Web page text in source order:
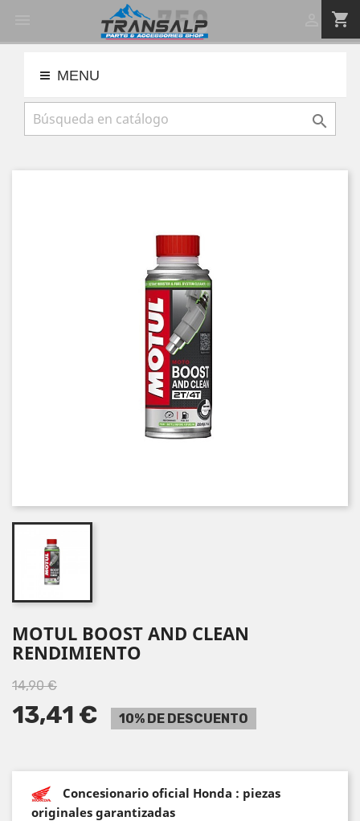
shopping_cart
MENU

MOTUL BOOST AND CLEAN
RENDIMIENTO
14,90 €
13,41 € 10% DE DESCUENTO
Concesionario oficial Honda : piezas
originales garantizadas